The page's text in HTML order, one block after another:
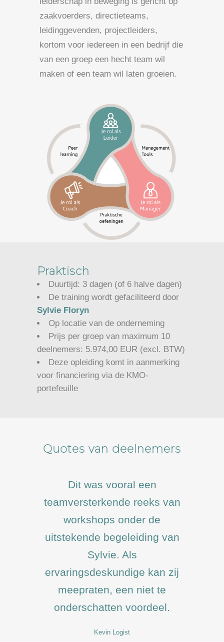
zaakvoerders, directieteams,
leidinggevenden, projectleiders,
kortom voor iedereen in een bedrijf die
van een groep een hecht team wil
maken of een team wil laten groeien.
Praktisch
Duurtijd: 3 dagen (of 6 halve dagen)
De training wordt gefaciliteerd door
Sylvie Floryn
Op locatie van de onderneming
Prijs per groep van maximum 10
deelnemers: 5.974,00 EUR (excl. BTW)
Deze opleiding komt in aanmerking
voor financiering via de KMO-
portefeuille
Quotes van deelnemers
Dit was vooral een
teamversterkende reeks van
workshops onder de
uitstekende begeleiding van
Sylvie. Als
ervaringsdeskundige kan zij
meepraten, een niet te
onderschatten voordeel.
Kevin Logist